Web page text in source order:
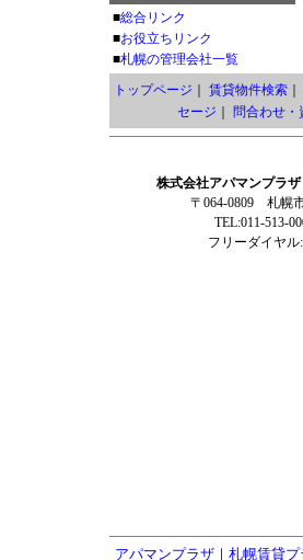
■総合リンク
■お役立ちリンク
■札幌の管理会社一覧
トップページ
賃貸物件検索｜
セージ
問合わせ・
株式会社アパマンプラザ
〒064-0809 札幌
TEL:011-513-
フリーダイヤル
アパマンプラザ ｜ 札幌賃貸プ